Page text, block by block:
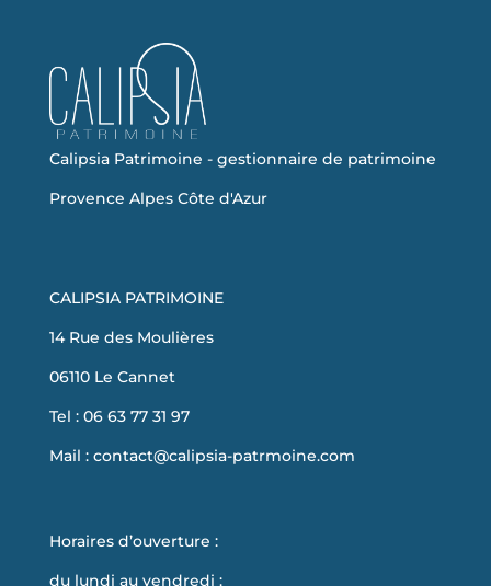
Calipsia Patrimoine - gestionnaire de patrimoine
Provence Alpes Côte d'Azur
CALIPSIA PATRIMOINE
14 Rue des Moulières
06110 Le Cannet
Tel : 06 63 77 31 97
Mail : contact@calipsia-patrmoine.com
Horaires d’ouverture :
du lundi au vendredi :